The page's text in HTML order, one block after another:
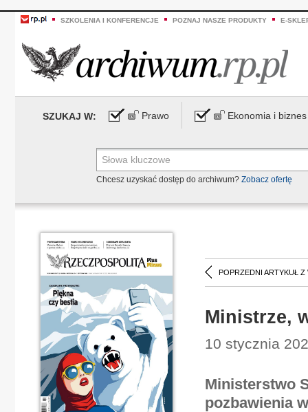
SZKOLENIA I KONFERENCJE POZNAJ NASZE PRODUKTY E-
SZUKAJ W: Prawo Ekonomia i biznes
Chcesz uzyskać dostęp do archiwum? Zobacz ofertę
POPRZEDNI ARTYKUŁ Z
Ministrze,
10 stycznia
Ministerstwo
pozbawienia